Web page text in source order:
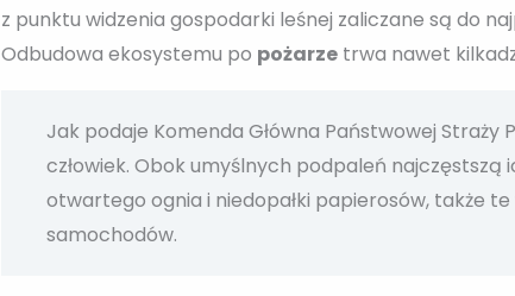
z punktu widzenia gospodarki leśnej zaliczane są do
Odbudowa ekosystemu po pożarze trwa nawet
Jak podaje Komenda Główna Państwowej Straży
człowiek. Obok umyślnych podpaleń
otwartego ognia i niedopałki papierosów, także
samochodów.